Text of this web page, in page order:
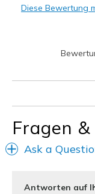
Geeignete
Casual Wear
Sizing
View On Shoes
Diese Bewertung
Fragen
Ask a
Antworten auf